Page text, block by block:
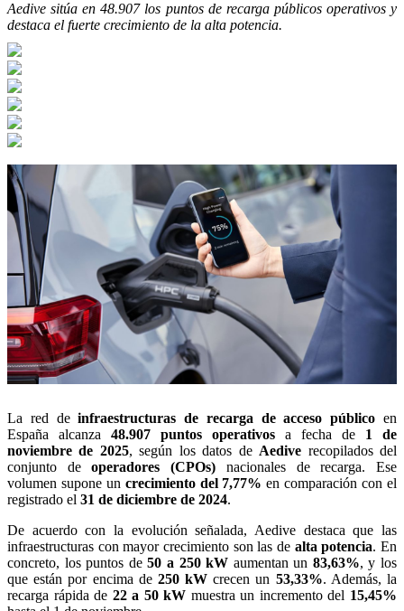
Aedive sitúa en 48.907 los puntos de recarga públicos operativos y
destaca el fuerte crecimiento de la alta potencia.
La red deinfraestructuras de recarga de acceso público en
España alcanza 48.907 puntos operativos a fecha de 1 de
noviembre de 2025, según los datos deAedive recopilados del
conjunto deoperadores (CPOs) nacionales de recarga. Ese
volumen supone un crecimiento del 7,77% en comparación con el
registrado el 31 de diciembre de 2024.
De acuerdo con la evolución señalada, Aedive destaca que las
infraestructuras con mayor crecimiento son las de alta potencia. En
concreto, los puntos de50 a 250 kW aumentan un 83,63%, y los
que están por encima de 250 kW crecen un 53,33%. Además, la
recarga rápida de 22 a 50 kW muestra un incremento del 15,45%